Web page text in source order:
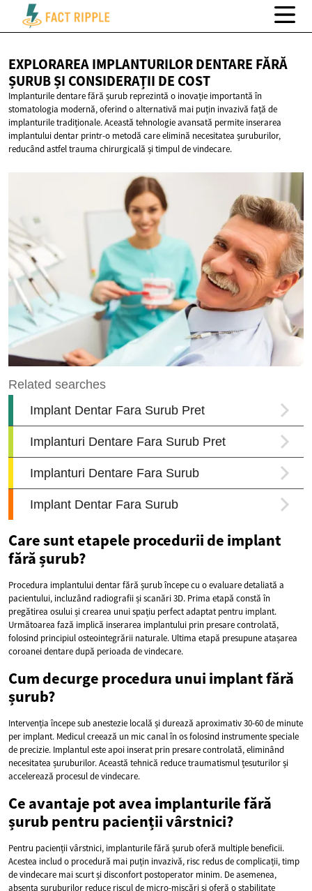
EXPLORAREA IMPLANTURILOR DENTARE FĂRĂ
ȘURUB ȘI CONSIDERAȚII DE COST
Implanturile dentare fără șurub reprezintă o inovație importantă în
stomatologia modernă, oferind o alternativă mai puțin invazivă față de
implanturile tradiționale. Această tehnologie avansată permite inserarea
implantului dentar printr-o metodă care elimină necesitatea șuruburilor,
reducând astfel trauma chirurgicală și timpul de vindecare.
Care sunt etapele procedurii de implant
fără șurub?
Procedura implantului dentar fără șurub începe cu o evaluare detaliată a
pacientului, incluzând radiografii și scanări 3D. Prima etapă constă în
pregătirea osului și crearea unui spațiu perfect adaptat pentru implant.
Următoarea fază implică inserarea implantului prin presare controlată,
folosind principiul osteointegrării naturale. Ultima etapă presupune atașarea
coroanei dentare după perioada de vindecare.
Cum decurge procedura unui implant fără
șurub?
Intervenția începe sub anestezie locală și durează aproximativ 30-60 de minute
per implant. Medicul creează un mic canal în os folosind instrumente speciale
de precizie. Implantul este apoi inserat prin presare controlată, eliminând
necesitatea șuruburilor. Această tehnică reduce traumatismul țesuturilor și
accelerează procesul de vindecare.
Ce avantaje pot avea implanturile fără
șurub pentru pacienții vârstnici?
Pentru pacienții vârstnici, implanturile fără șurub oferă multiple beneficii.
Acestea includ o procedură mai puțin invazivă, risc redus de complicații, timp
de vindecare mai scurt și disconfort postoperator minim. De asemenea,
absența șuruburilor reduce riscul de micro-mișcări și oferă o stabilitate